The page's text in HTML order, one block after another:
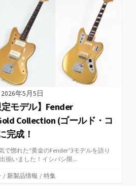
2026年5月5日
定モデル】Fender
Collection (ゴールド・コ
完成！
で惚れた“黄金のFender”3モデルを語り
揃いました！イシバシ限...
/ 新製品情報 / 特集